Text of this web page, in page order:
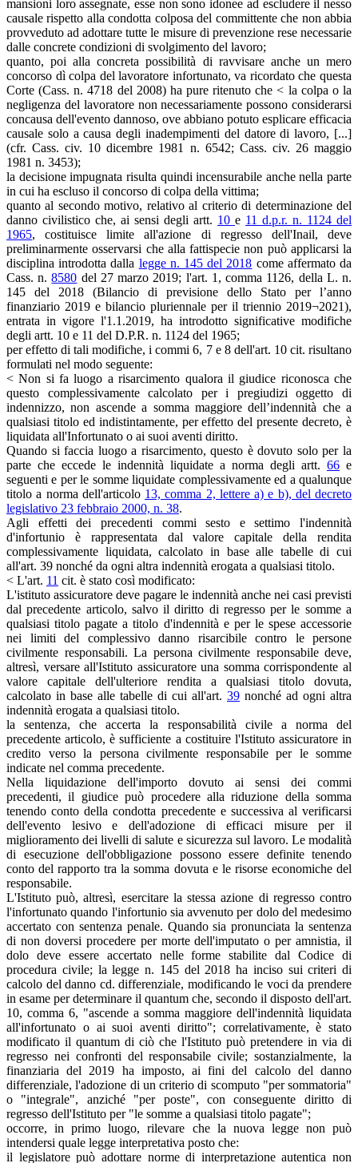
mansioni loro assegnate, esse non sono idonee ad escludere il nesso
causale rispetto alla condotta colposa del committente che non abbia
provveduto ad adottare tutte le misure di prevenzione rese necessarie
dalle concrete condizioni di svolgimento del lavoro;
quanto, poi alla concreta possibilità di ravvisare anche un mero
concorso dì colpa del lavoratore infortunato, va ricordato che questa
Corte (Cass. n. 4718 del 2008) ha pure ritenuto che < la colpa o la
negligenza del lavoratore non necessariamente possono considerarsi
concausa dell'evento dannoso, ove abbiano potuto esplicare efficacia
causale solo a causa degli inadempimenti del datore di lavoro, [...]
(cfr. Cass. civ. 10 dicembre 1981 n. 6542; Cass. civ. 26 maggio
1981 n. 3453);
la decisione impugnata risulta quindi incensurabile anche nella parte
in cui ha escluso il concorso di colpa della vittima;
quanto al secondo motivo, relativo al criterio di determinazione del
danno civilistico che, ai sensi degli artt. 10 e 11 d.p.r. n. 1124 del
1965, costituisce limite all'azione di regresso dell'Inail, deve
preliminarmente osservarsi che alla fattispecie non può applicarsi la
disciplina introdotta dalla legge n. 145 del 2018 come affermato da
Cass. n.8580 del 27 marzo 2019; l'art. 1, comma 1126, della L. n.
145 del 2018 (Bilancio di previsione dello Stato per l’anno
finanziario 2019 e bilancio pluriennale per il triennio 2019¬2021),
entrata in vigore l'1.1.2019, ha introdotto significative modifiche
degli artt. 10 e 11 del D.P.R. n. 1124 del 1965;
per effetto di tali modifiche, i commi 6, 7 e 8 dell'art. 10 cit. risultano
formulati nel modo seguente:
< Non si fa luogo a risarcimento qualora il giudice riconosca che
questo complessivamente calcolato per i pregiudizi oggetto di
indennizzo, non ascende a somma maggiore dell’indennità che a
qualsiasi titolo ed indistintamente, per effetto del presente decreto, è
liquidata all'Infortunato o ai suoi aventi diritto.
Quando si faccia luogo a risarcimento, questo è dovuto solo per la
parte che eccede le indennità liquidate a norma degli artt. 66 e
seguenti e per le somme liquidate complessivamente ed a qualunque
titolo a norma dell'articolo 13, comma 2, lettere a) e b), del decreto
legislativo 23 febbraio 2000, n. 38.
Agli effetti dei precedenti commi sesto e settimo l'indennità
d'infortunio è rappresentata dal valore capitale della rendita
complessivamente liquidata, calcolato in base alle tabelle di cui
all'art. 39 nonché da ogni altra indennità erogata a qualsiasi titolo.
< L'art. 11 cit. è stato così modificato:
L'istituto assicuratore deve pagare le indennità anche nei casi previsti
dal precedente articolo, salvo il diritto di regresso per le somme a
qualsiasi titolo pagate a titolo d'indennità e per le spese accessorie
nei limiti del complessivo danno risarcibile contro le persone
civilmente responsabili. La persona civilmente responsabile deve,
altresì, versare all'Istituto assicuratore una somma corrispondente al
valore capitale dell'ulteriore rendita a qualsiasi titolo dovuta,
calcolato in base alle tabelle di cui all'art. 39 nonché ad ogni altra
indennità erogata a qualsiasi titolo.
la sentenza, che accerta la responsabilità civile a norma del
precedente articolo, è sufficiente a costituire l'Istituto assicuratore in
credito verso la persona civilmente responsabile per le somme
indicate nel comma precedente.
Nella liquidazione dell'importo dovuto ai sensi dei commi
precedenti, il giudice può procedere alla riduzione della somma
tenendo conto della condotta precedente e successiva al verificarsi
dell'evento lesivo e dell'adozione di efficaci misure per il
miglioramento dei livelli di salute e sicurezza sul lavoro. Le modalità
di esecuzione dell'obbligazione possono essere definite tenendo
conto del rapporto tra la somma dovuta e le risorse economiche del
responsabile.
L'Istituto può, altresì, esercitare la stessa azione di regresso contro
l'infortunato quando l'infortunio sia avvenuto per dolo del medesimo
accertato con sentenza penale. Quando sia pronunciata la sentenza
di non doversi procedere per morte dell'imputato o per amnistia, il
dolo deve essere accertato nelle forme stabilite dal Codice di
procedura civile; la legge n. 145 del 2018 ha inciso sui criteri di
calcolo del danno cd. differenziale, modificando le voci da prendere
in esame per determinare il quantum che, secondo il disposto dell'art.
10, comma 6, "ascende a somma maggiore dell'indennità liquidata
all'infortunato o ai suoi aventi diritto"; correlativamente, è stato
modificato il quantum di ciò che l'Istituto può pretendere in via di
regresso nei confronti del responsabile civile; sostanzialmente, la
finanziaria del 2019 ha imposto, ai fini del calcolo del danno
differenziale, l'adozione di un criterio di scomputo "per sommatoria"
o "integrale", anziché "per poste", con conseguente diritto di
regresso dell'Istituto per "le somme a qualsiasi titolo pagate";
occorre, in primo luogo, rilevare che la nuova legge non può
intendersi quale legge interpretativa posto che:
il legislatore può adottare norme di interpretazione autentica non